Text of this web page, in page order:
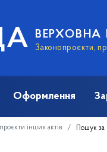
ВЕРХОВНА
Законопроєкти,
Оформлення
інших актів Пошук за